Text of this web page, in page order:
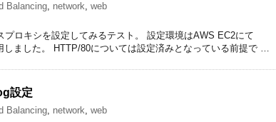
Balancing, network, web
ロキシを設定してみるテスト。 設定環境はAWS EC2にて
しました。 HTTP/80については設定済みとなっている前提で …
設定
Balancing, network, web